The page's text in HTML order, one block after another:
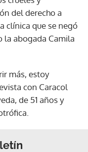
del derecho a
clínica que se negó
la abogada Camila
más, estoy
con Caracol
de 51 años y